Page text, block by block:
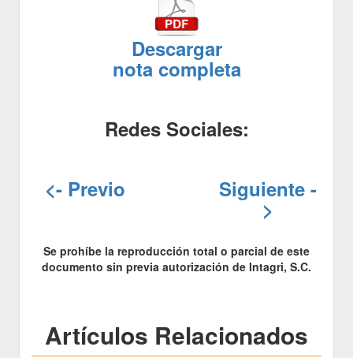
Descargar
nota completa
Redes Sociales:
<- Previo Siguiente -
>
Se prohíbe la reproducción total o parcial de este
documento sin previa autorización de Intagri, S.C.
Artículos Relacionados